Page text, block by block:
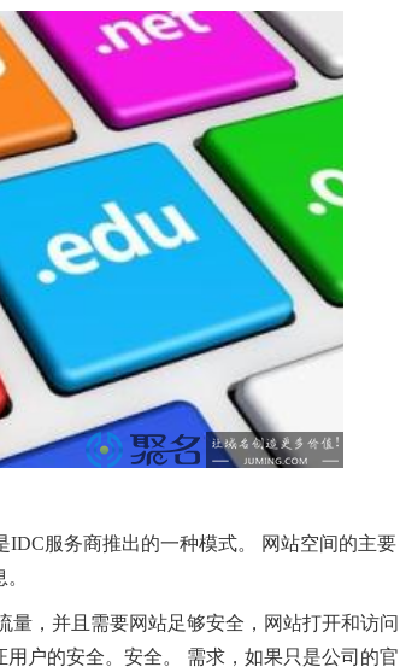
IDC服务商推出的一种模式。 网站空间的主要
，并且需要网站足够安全，网站打开和访问
户的安全。安全。 需求，如果只是公司的官